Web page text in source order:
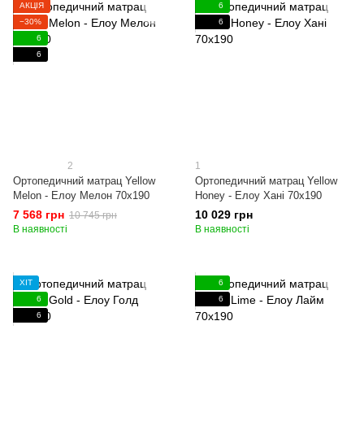
АКЦІЯ
−30%
6
6
2
Ортопедичний матрац Yellow
Melon - Елоу Мелон 70x190
7 568 грн 10 745 грн
В наявності
6
6
1
Ортопедичний матрац Yellow
Honey - Елоу Хані 70x190
10 029 грн
В наявності
ХІТ
6
6
6
6